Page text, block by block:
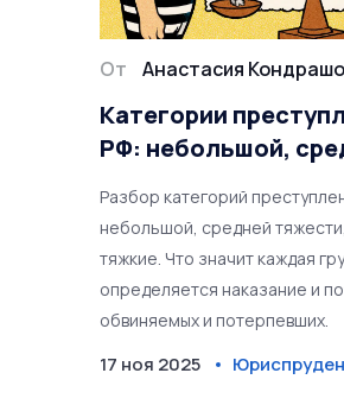
От Анастасия
Категории
РФ: небольшой,
- что значит каждая
Разбор категорий
небольшой, средней
тяжкие. Что значит каждая
определяется наказание и
обвиняемых и потерпевших.
17 ноя 2025